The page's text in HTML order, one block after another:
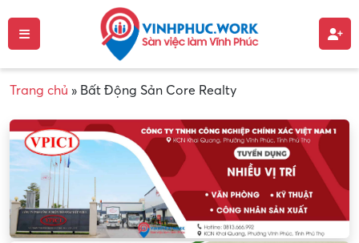
Trang chủ » Bất Động Sản Core Realty